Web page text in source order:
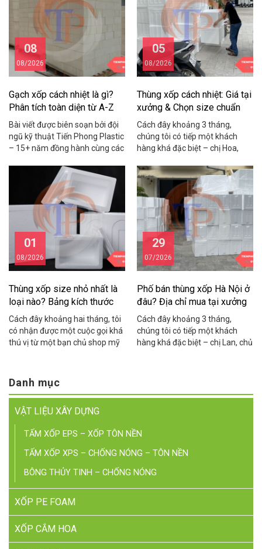
08
08/2026
Gạch xốp cách nhiệt là gì?
Phân tích toàn diện từ A-Z
Bài viết được biên soạn bởi đội
ngũ kỹ thuật Tiến Phong Plastic
– 15+ năm đồng hành cùng các
trong lĩnh vực vật liệu cách
nhiệt, cách âm, chống nóng.
Cách đây khoảng hai năm,
chúng tôi nhận được cuộc gọi
từ anh Hùng – chủ một […]
05
08/2026
Thùng xốp cách nhiệt: Giá tại
xưởng & Chọn size chuẩn
2026
Cách đây khoảng 3 tháng,
chúng tôi có tiếp một khách
hàng khá đặc biệt – chị Hoa,
Cầu Giấy. Chị chia sẻ rằng mỗi
tháng shop mất gần 15 triệu
đồng vì tôm cua bị hỏng trong
quá trình vận chuyển do dùng
thùng xốp kém chất […]
01
08/2026
Thùng xốp size nhỏ nhất là
loại nào? Bảng kích thước
chuẩn
Cách đây khoảng hai tháng, tôi
có nhận được một cuộc gọi khá
thú vị từ một bạn chủ shop mỹ
hàng yến sào mà thùng to quá,
khách nhận hàng cứ hỏi sao
thùng rỗng nửa, nhìn không
chuyên nghiệp, […]
29
07/2026
Phố bán thùng xốp Hà Nội ở
đâu? Địa chỉ mua tại xưởng
giá rẻ
Cách đây khoảng 3 tháng,
chúng tôi có tiếp một khách
hàng khá đặc biệt – chị Lan, chủ
Yên Phụ để mua thùng xốp lẻ,
Danh mục
VẬT LIỆU XÂY DỰNG
TẤM XỐP EPS – XỐP TÔN NỀN
TẤM XỐP XPS – CHỐNG NÓNG – TÔN NỀN
BÔNG THỦY TINH – CHỐNG NÓNG
XỐP PE FOAM
XỐP CẮM HOA